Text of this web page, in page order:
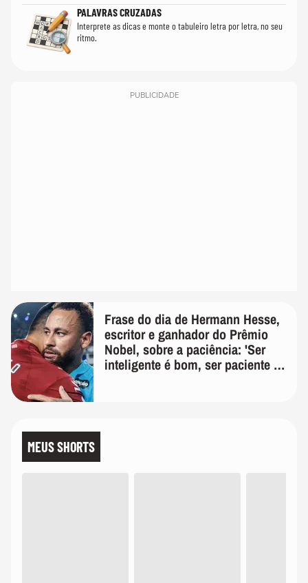
PALAVRAS CRUZADAS
Interprete as dicas e monte o tabuleiro letra por letra, no seu
ritmo.
PUBLICIDADE
Frase do dia de Hermann Hesse,
escritor e ganhador do Prêmio
Nobel, sobre a paciência: 'Ser
inteligente é bom, ser paciente é
MEUS SHORTS